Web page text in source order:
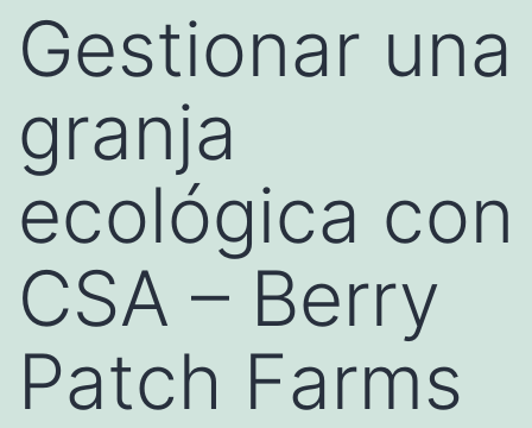
Gestionar una
granja
ecológica con
CSA – Berry
Patch Farms